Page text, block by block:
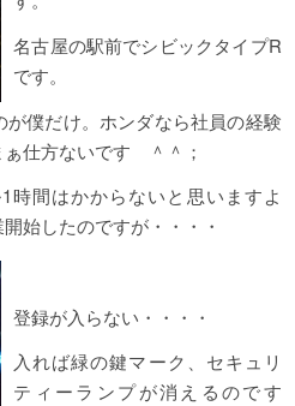
名古屋の駅前でシビックタイプR
です。
僕だけ。ホンダなら社員の経験
仕方ないです ＾＾；
時間はかからないと思いますよ
始したのですが・・・・
登録が入らない・・・・
入れば緑の鍵マーク、セキュリ
ティーランプが消えるのです